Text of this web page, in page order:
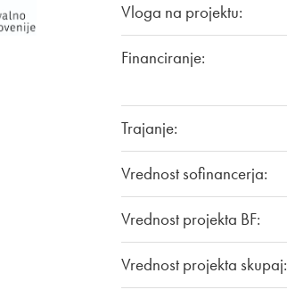
Vloga na projektu:
Financiranje:
Trajanje:
Vrednost sofinancerja:
Vrednost projekta BF:
Vrednost projekta skupaj: